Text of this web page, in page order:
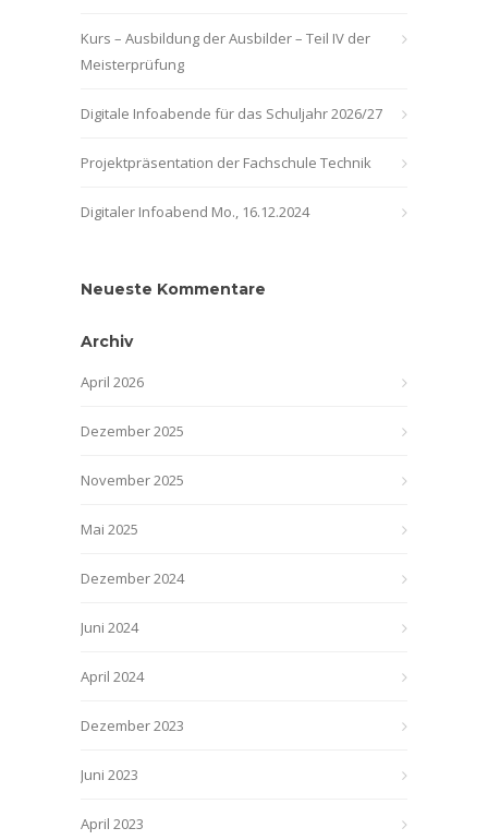
Kurs – Ausbildung der Ausbilder – Teil IV der
Meisterprüfung
Digitale Infoabende für das Schuljahr 2026/27
Projektpräsentation der Fachschule Technik
Digitaler Infoabend Mo., 16.12.2024
Neueste Kommentare
Archiv
April 2026
Dezember 2025
November 2025
Mai 2025
Dezember 2024
Juni 2024
April 2024
Dezember 2023
Juni 2023
April 2023